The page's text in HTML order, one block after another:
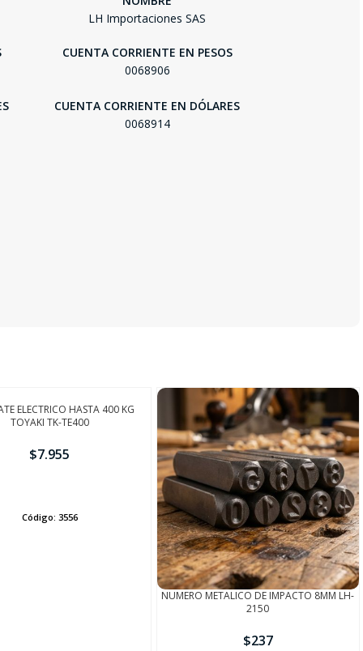
LH Importaciones SAS
CUENTA CORRIENTE EN PESOS
0068906
CUENTA CORRIENTE EN DÓLARES
0068914
ELECTRICO HASTA 400 KG
TOYAKI TK-TE400
$7.955
Código: 3556
NUMERO METALICO DE IMPACTO 8MM LH-
2150
$237